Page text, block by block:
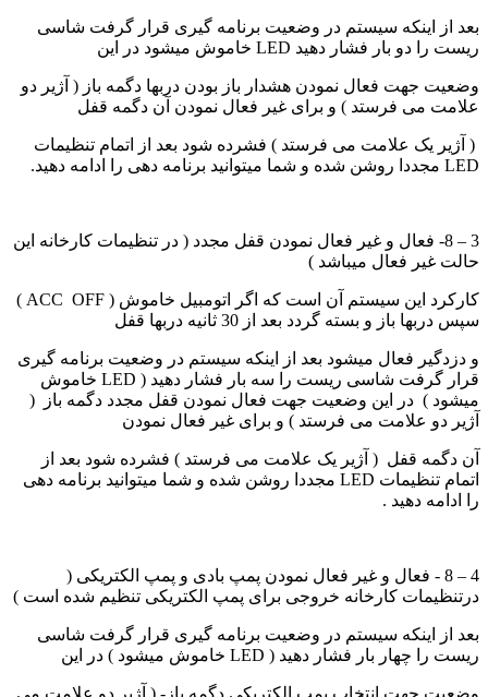
بعد از اینکه سیستم در وضعیت برنامه گیری قرار گرفت شاسی
ریست را دو بار فشار دهید LED خاموش میشود در این
وضعیت جهت فعال نمودن هشدار باز بودن دربها دگمه باز ( آژیر دو
علامت می فرستد ) و برای غیر فعال نمودن آن دگمه قفل
( آژیر یک علامت می فرستد ) فشرده شود بعد از اتمام تنظیمات
LED مجددا روشن شده و شما میتوانید برنامه دهی را ادامه دهید.
3 – 8- فعال و غیر فعال نمودن قفل مجدد ( در تنظیمات کارخانه این
حالت غیر فعال میباشد )
کارکرد این سیستم آن است که اگر اتومبیل خاموش ( ACC OFF )
سپس دربها باز و بسته گردد بعد از 30 ثانیه دربها قفل
و دزدگیر فعال میشود بعد از اینکه سیستم در وضعیت برنامه گیری
قرار گرفت شاسی ریست را سه بار فشار دهید ( LED خاموش
میشود ) در این وضعیت جهت فعال نمودن قفل مجدد دگمه باز (
آژیر دو علامت می فرستد ) و برای غیر فعال نمودن
آن دگمه قفل ( آژیر یک علامت می فرستد ) فشرده شود بعد از
اتمام تنظیمات LED مجددا روشن شده و شما میتوانید برنامه دهی
را ادامه دهید .
4 – 8 - فعال و غیر فعال نمودن پمپ بادی و پمپ الکتریکی (
درتنظیمات کارخانه خروجی برای پمپ الکتریکی تنظیم شده است )
بعد از اینکه سیستم در وضعیت برنامه گیری قرار گرفت شاسی
ریست را چهار بار فشار دهید ( LED خاموش میشود ) در این